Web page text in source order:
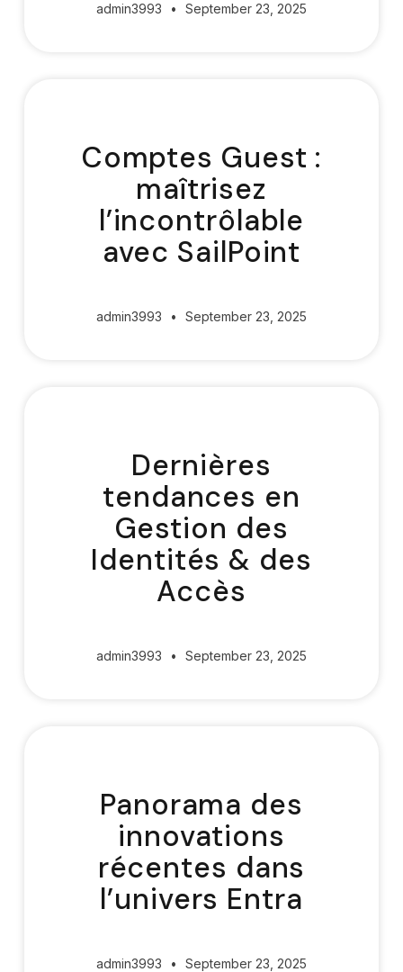
admin3993 September 23, 2025
Comptes Guest :
maîtrisez
l’incontrôlable
avec SailPoint
admin3993 September 23, 2025
Dernières
tendances en
Gestion des
Identités & des
Accès
admin3993 September 23, 2025
Panorama des
innovations
récentes dans
l’univers Entra
admin3993 September 23, 2025